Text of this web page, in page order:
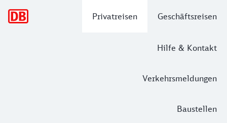
Privatreisen Geschäftsreisen
Hilfe & Kontakt
Verkehrsmeldungen
Baustellen